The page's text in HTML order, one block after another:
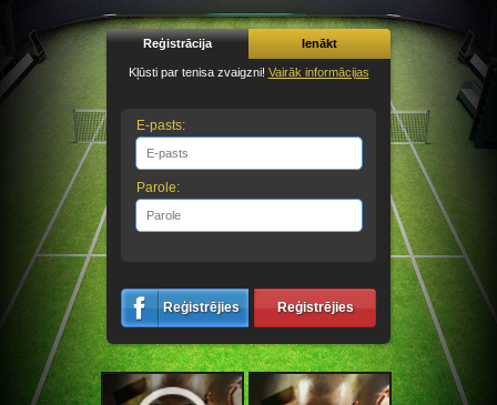
Reģistrācija Ienākt
Kļūsti par tenisa zvaigzni! Vairāk informācijas
E-pasts:
Parole:
Reģistrējies Reģistrējies